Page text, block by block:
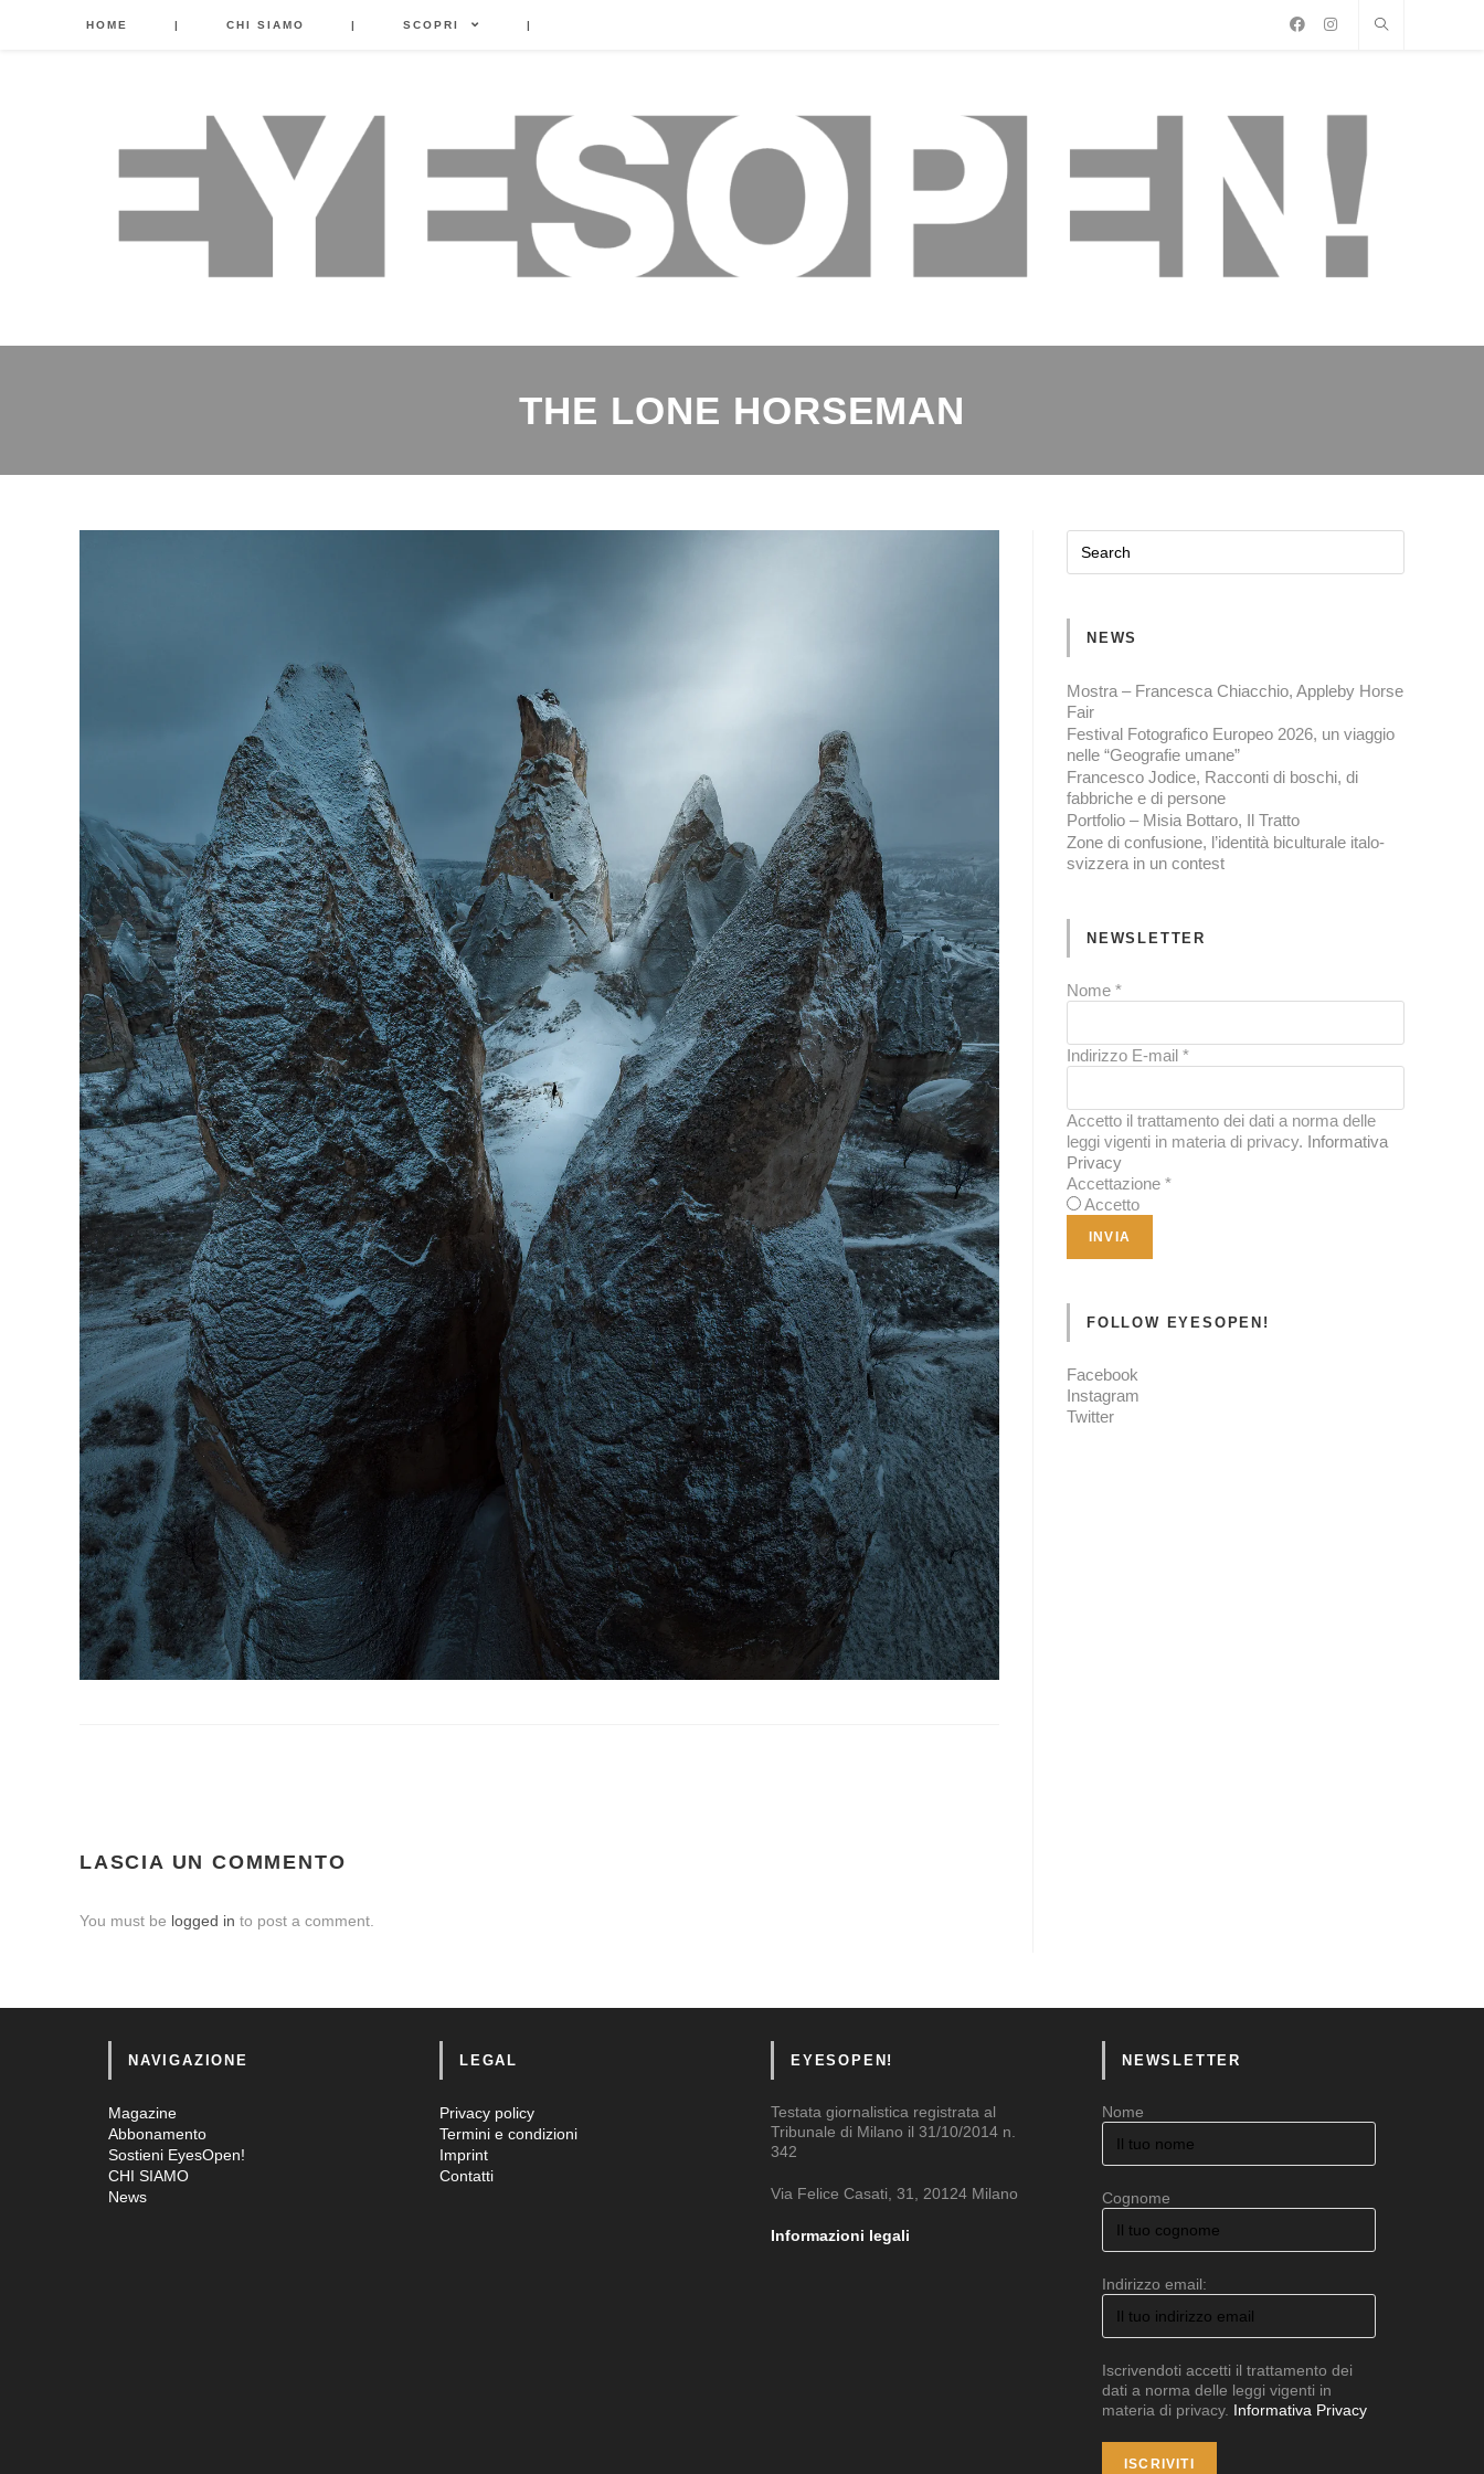
HOME | CHI SIAMO | SCOPRI |
THE LONE HORSEMAN
LASCIA UN COMMENTO
You must be logged in to post a comment.
NEWS
Mostra – Francesca Chiacchio, Appleby Horse
Fair
Festival Fotografico Europeo 2026, un viaggio
nelle “Geografie umane”
Francesco Jodice, Racconti di boschi, di
fabbriche e di persone
Portfolio – Misia Bottaro, Il Tratto
Zone di confusione, l’identità biculturale italo-
svizzera in un contest
NEWSLETTER
Nome *
Indirizzo E-mail *
Accetto il trattamento dei dati a norma delle
leggi vigenti in materia di privacy. Informativa
Privacy
Accettazione *
Accetto
FOLLOW EYESOPEN!
Facebook
Instagram
Twitter
NAVIGAZIONE
Magazine
Abbonamento
Sostieni EyesOpen!
CHI SIAMO
News
LEGAL
Privacy policy
Termini e condizioni
Imprint
Contatti
EYESOPEN!
Testata giornalistica registrata al
Tribunale di Milano il 31/10/2014 n.
342
Via Felice Casati, 31, 20124 Milano
Informazioni legali
NEWSLETTER
Nome
Cognome
Indirizzo email:
Iscrivendoti accetti il trattamento dei
dati a norma delle leggi vigenti in
materia di privacy. Informativa Privacy